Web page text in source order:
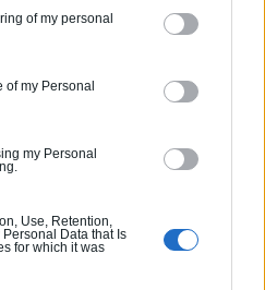
of my personal
of my Personal
my Personal
Use, Retention,
Data that Is
for which it was
portail électrique. Si besoin,
jean luc
Nous vous remercions
élogieuses et la
à la pose des fenêtres, de la
portail électrique nous